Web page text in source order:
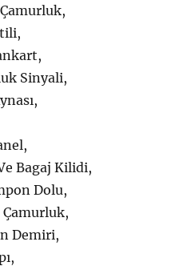
Sinyali,
Bagaj Kilidi,
Dolu,
Çamurluk,
Demiri,